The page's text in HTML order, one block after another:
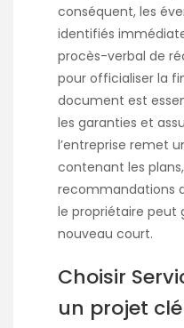
conséquent, les
identifiés
procès-verbal de
pour officialiser la
document est
les garanties et
l’entreprise remet
contenant les
recommandations
le propriétaire peut
nouveau court.
Choisir
un projet